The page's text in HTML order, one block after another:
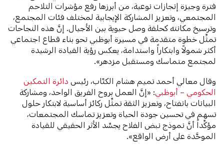
فترة وجيزة إنجازات نوعية، من أبرزها رفع مؤشرات التلاحم
المجتمعي، وتعزيز المشاركة الإيجابية لمختلف فئات المجتمع،
وترسيخ مكانته كحلقة وصل حيوية بين الأجيال. إنَّ هذه النجاحات
تمثِّل خطوة متقدمة في مسيرة أبوظبي نحو بناء قطاع اجتماعي
أكثر شمولاً وابتكاراً واستدامة، يعكس رؤية القيادة الرشيدة
لمجتمع متماسك ومستقبل مزدهر».
وقال معالي أحمد تميم هشام الكتّاب، رئيسدائرة التمكين
الحكومي – أبوظبي : «إنَّ العمل بروح الفريق الواحد، ومشاركة
البيانات بانفتاح، وتعزيز الثقة تمثِّل ركائز أساسية لابتكار حلول
تسهم في تحسين جودة الحياة وتعزيز تماسك المجتمعات،
مؤكِّداً أنَّ نموذج نبض الفلاح يجسِّد الأثر الحقيقي للقيادة
الموحَّدة على أرض الواقع».